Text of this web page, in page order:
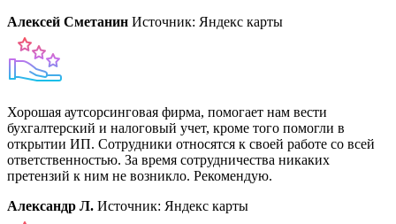
Алексей Сметанин Источник: Яндекс карты
Хорошая аутсорсинговая фирма, помогает нам вести
бухгалтерский и налоговый учет, кроме того помогли в
открытии ИП. Сотрудники относятся к своей работе со всей
ответственностью. За время сотрудничества никаких
претензий к ним не возникло. Рекомендую.
Александр Л. Источник: Яндекс карты